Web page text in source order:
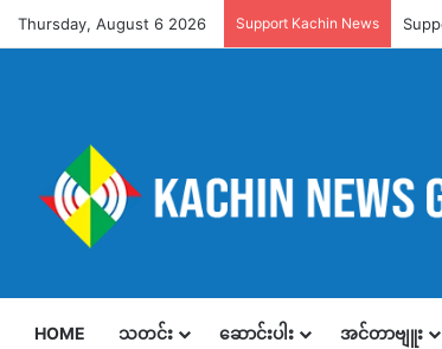
Thursday, August 6 2026 Support Kachin News
HOME သတင်း ဆောင်းပါး အင်တာဗျူး